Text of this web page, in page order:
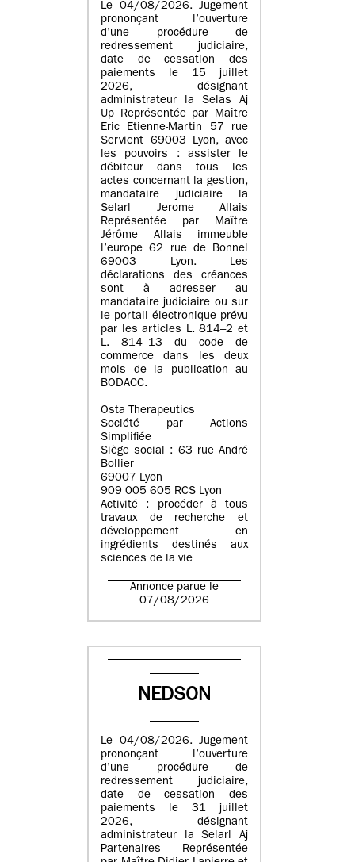
Le 04/08/2026. Jugement
prononçant l’ouverture
d’une procédure de
redressement judiciaire,
date de cessation des
paiements le 15 juillet
2026, désignant
administrateur la Selas Aj
Up Représentée par Maître
Eric Etienne-Martin 57 rue
Servient 69003 Lyon, avec
les pouvoirs : assister le
débiteur dans tous les
actes concernant la gestion,
mandataire judiciaire la
Selarl Jerome Allais
Représentée par Maître
Jérôme Allais immeuble
l’europe 62 rue de Bonnel
69003 Lyon. Les
déclarations des créances
sont à adresser au
mandataire judiciaire ou sur
le portail électronique prévu
par les articles L. 814–2 et
L. 814–13 du code de
commerce dans les deux
mois de la publication au
BODACC.
Osta Therapeutics
Société par Actions
Simplifiée
Siège social : 63 rue André
Bollier
69007 Lyon
909 005 605 RCS Lyon
Activité : procéder à tous
travaux de recherche et
développement en
ingrédients destinés aux
sciences de la vie
Annonce parue le
07/08/2026
NEDSON
Le 04/08/2026. Jugement
prononçant l’ouverture
d’une procédure de
redressement judiciaire,
date de cessation des
paiements le 31 juillet
2026, désignant
administrateur la Selarl Aj
Partenaires Représentée